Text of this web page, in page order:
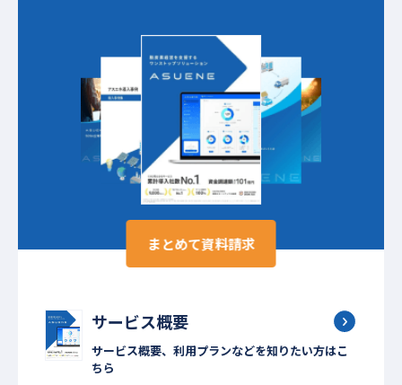
まとめて資料請求
サービス概要
サービス概要、利用プランなどを知りたい方はこ
ちら